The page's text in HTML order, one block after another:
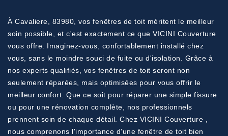
À Cavaliere, 83980, vos fenêtres de toit méritent le meilleur
soin possible, et c'est exactement ce que VICINI Couverture
vous offre. Imaginez-vous, confortablement installé chez
vous, sans le moindre souci de fuite ou d'isolation. Grâce à
nos experts qualifiés, vos fenêtres de toit seront non
seulement réparées, mais optimisées pour vous offrir le
meilleur confort. Que ce soit pour réparer une simple fissure
ou pour une rénovation complète, nos professionnels
prennent soin de chaque détail. Chez VICINI Couverture ,
nous comprenons l'importance d'une fenêtre de toit bien